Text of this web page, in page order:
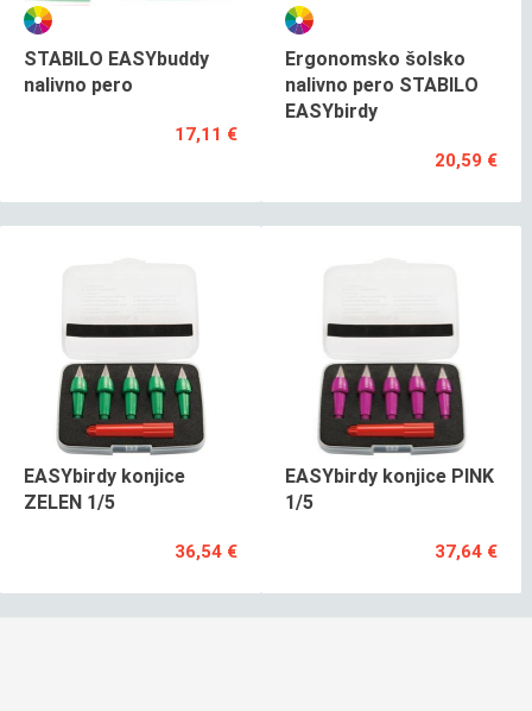
STABILO EASYbuddy
nalivno pero
17,11 €
Ergonomsko šolsko
nalivno pero STABILO
EASYbirdy
20,59 €
EASYbirdy konjice
ZELEN 1/5
36,54 €
EASYbirdy konjice PINK
1/5
37,64 €